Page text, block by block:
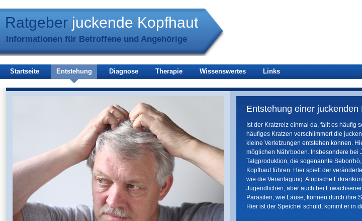
Ratgeber juckende Kopfhaut
Informationen für Betroffene und Angehörige
Startseite Entstehung Diagnose Therapie Wissenswertes Links
Entstehung einer juckenden
Ist der Kratzreiz einmal da, fällt es häufig
häufiges Kratzen verschlimmert die
kleine Verletzungen entstehen können.
möglichen Nährboden. Insbesondere bei
Talgproduktion, die sogenannte
Kopfhaut führen. Hier spielt der
wie die Veranlagung. Atopische
Jugendlichen, aber auch bei
Parasiten, wie Läuse, können durch ihre
Hier ist der Speichel schuld; kommt er in